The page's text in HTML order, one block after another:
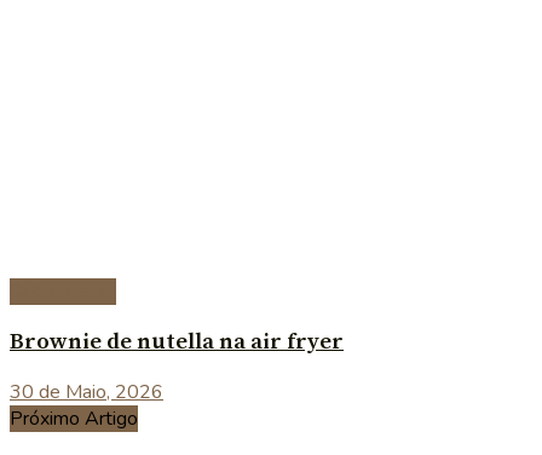
Brownie de nutella na air fryer
30 de Maio, 2026
Próximo Artigo